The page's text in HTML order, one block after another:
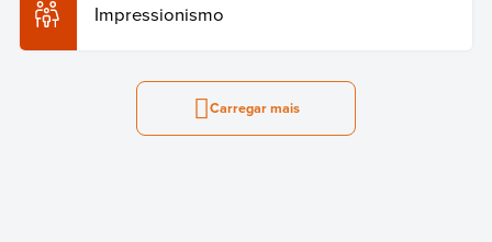
Impressionismo
Carregar mais